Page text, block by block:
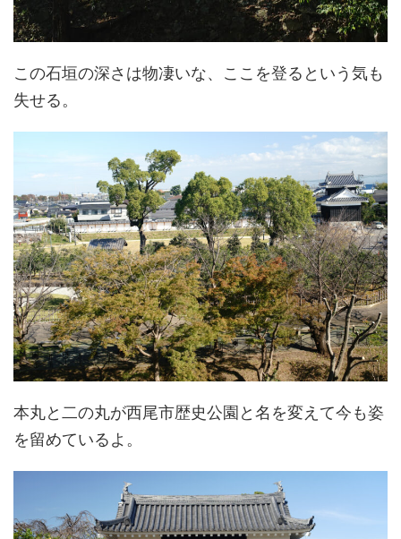
この石垣の深さは物凄いな、ここを登るという気も
失せる。
本丸と二の丸が西尾市歴史公園と名を変えて今も姿
を留めているよ。